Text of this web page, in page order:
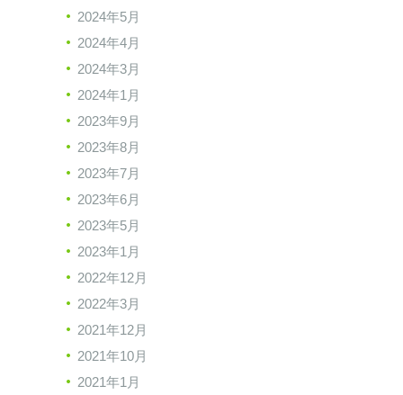
2024年5月
2024年4月
2024年3月
2024年1月
2023年9月
2023年8月
2023年7月
2023年6月
2023年5月
2023年1月
2022年12月
2022年3月
2021年12月
2021年10月
2021年1月